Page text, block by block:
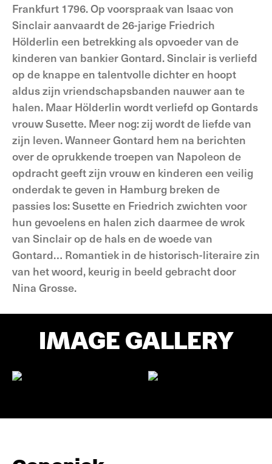
Frankfurt 1796. Op voorspraak van Isaac von
Sinclair aanvaardt de 26-jarige Friedrich
Hölderlin een betrekking als opvoeder van de
kinderen van bankier Gontard. Sinclair is verliefd
op de knappe en talentvolle dichter en hoopt
aldus zijn vriendschapsbanden nauwer aan te
halen. Maar Hölderlin wordt verliefd op Gontards
vrouw Susette. Meer nog: zij wordt de liefde van
zijn leven. Wanneer Gontard hem na berichten
over de oprukkende troepen van Napoleon de
opdracht geeft zijn vrouw en kinderen een veilig
onderdak te geven in Hamburg breken de
passies los: Susette en Friedrich zwichten voor
hun gevoelens en halen zich daarmee de wrok
van Sinclair op de hals en de woede van
Gontard… Romantiek in de historisch-literaire zin
van het woord, keurig in beeld gebracht door
Nina Grosse.
IMAGE GALLERY